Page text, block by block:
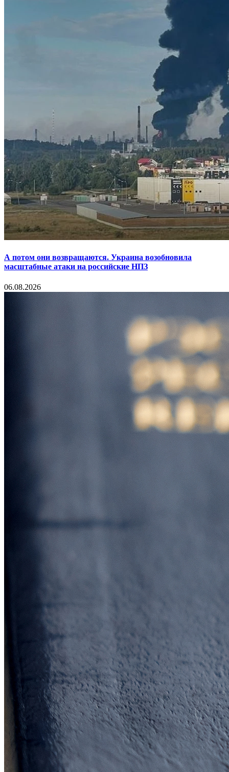
А потом они возвращаются. Украина возобновила
масштабные атаки на российские НПЗ
06.08.2026